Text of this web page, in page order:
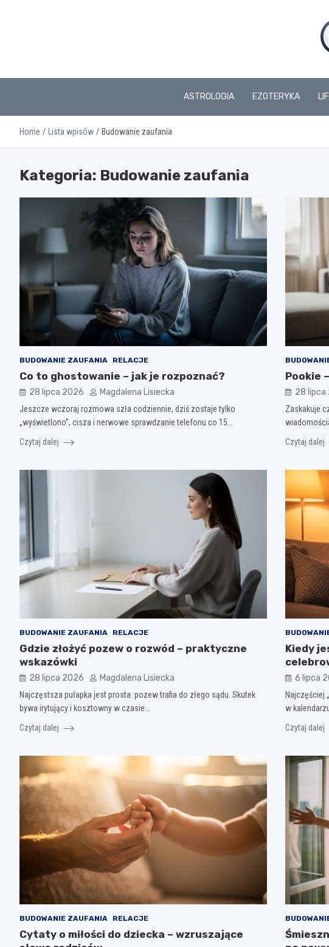
ASTROLOGIA EZOTERYKA
Home Lista wpisów Budowanie zaufania
Kategoria: Budowanie zaufania
BUDOWANIE ZAUFANIA RELACJE
Co to ghostowanie – jak je rozpoznać?
28 lipca 2026 Magdalena Lisiecka
Jeszcze wczoraj rozmowa szła codziennie, dziś zostaje tylko
„wyświetlono”, cisza i nerwowe sprawdzanie telefonu co 15…
Czytaj dalej
Pookie
28 lipca
Zaskakuje
Czytaj dalej
BUDOWANIE ZAUFANIA RELACJE
Gdzie złożyć pozew o rozwód – praktyczne
wskazówki
28 lipca 2026 Magdalena Lisiecka
Najczęstsza pułapka jest prosta: pozew trafia do złego sądu. Skutek
bywa irytujący i kosztowny w czasie…
Czytaj dalej
Kiedy
6 lipca
Najczęściej
w
Czytaj dalej
BUDOWANIE ZAUFANIA RELACJE
Cytaty o miłości do dziecka – wzruszające